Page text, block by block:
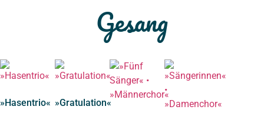
Gesang
»Hasentrio« »Gratulation«